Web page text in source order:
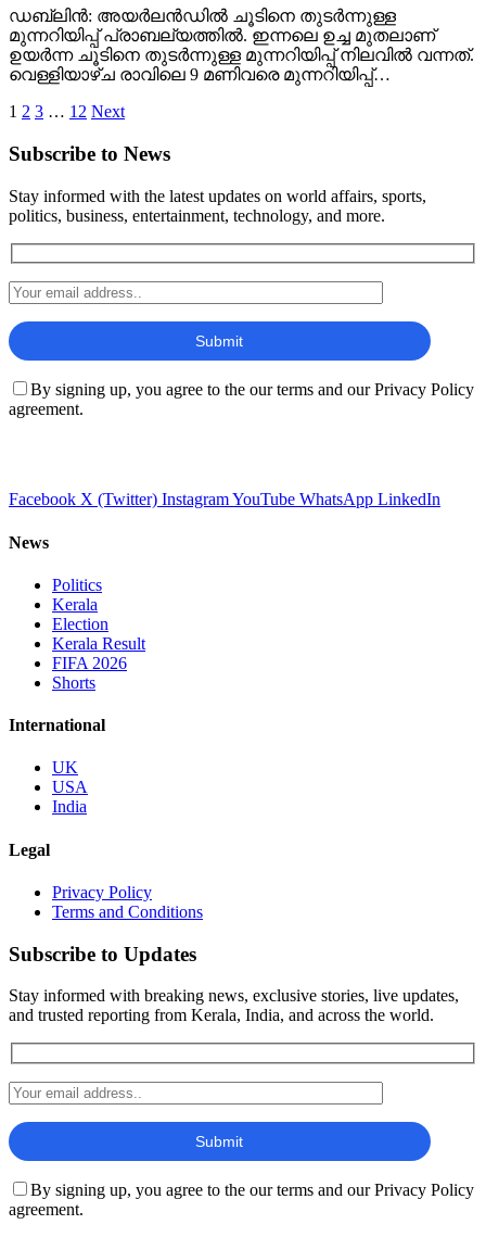
ഡബ്ലിൻ: അയർലൻഡിൽ ചൂടിനെ തുടർന്നുള്ള
മുന്നറിയിപ്പ് പ്രാബല്യത്തിൽ. ഇന്നലെ ഉച്ച മുതലാണ്
ഉയർന്ന ചൂടിനെ തുടർന്നുള്ള മുന്നറിയിപ്പ് നിലവിൽ വന്നത്.
വെള്ളിയാഴ്ച രാവിലെ 9 മണിവരെ മുന്നറിയിപ്പ്…
1 2 3 … 12 Next
Subscribe to News
Stay informed with the latest updates on world affairs, sports,
politics, business, entertainment, technology, and more.
By signing up, you agree to the our terms and our Privacy Policy
agreement.
Facebook X (Twitter) InstagramYouTube WhatsApp LinkedIn
News
Politics
Kerala
Election
Kerala Result
FIFA 2026
Shorts
International
UK
USA
India
Legal
Privacy Policy
Terms and Conditions
Subscribe to Updates
Stay informed with breaking news, exclusive stories, live updates,
and trusted reporting from Kerala, India, and across the world.
By signing up, you agree to the our terms and our Privacy Policy
agreement.